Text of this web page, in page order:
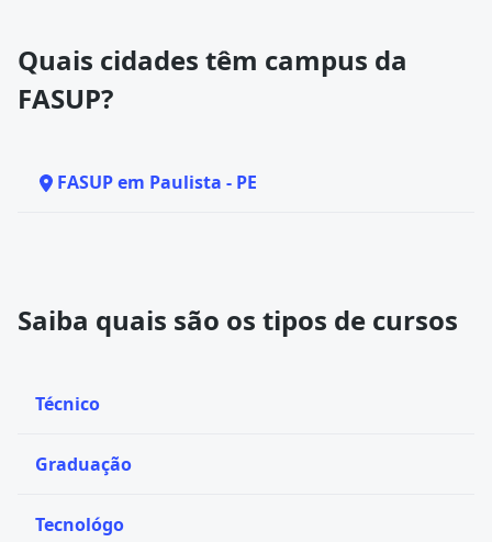
Quais cidades têm campus da
FASUP?
FASUP em Paulista - PE
Saiba quais são os tipos de cursos
Técnico
Graduação
Tecnológo